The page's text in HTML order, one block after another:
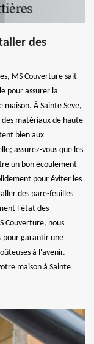
des
MS Couverture sait
pour assurer la
À Sainte Seve,
des matériaux de haute
bien aux
assurez-vous que les
un bon écoulement
pour éviter les
des pare-feuilles
l'état des
Couverture, nous
pour garantir une
à l'avenir.
maison à Sainte